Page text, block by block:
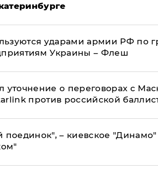
ударами армии РФ по
Украины – Флеш
уточнение о переговорах с
против российской
поединок", – киевское "Динамо"